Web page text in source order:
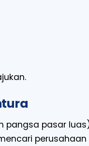
pangsa pasar
perusahaan